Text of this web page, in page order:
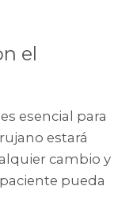
el
esencial para
estará
cambio y
pueda